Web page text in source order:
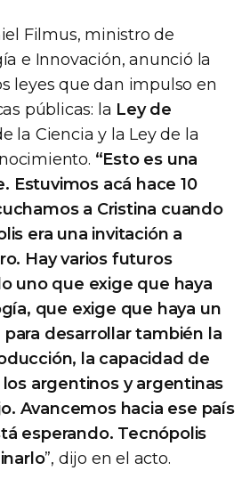
Filmus, ministro de
e Innovación, anunció la
leyes que dan impulso en
públicas: la Ley de
la Ciencia y la Ley de la
“Esto es una
Estuvimos acá hace 10
a Cristina cuando
era una invitación a
Hay varios futuros
uno que exige que haya
que exige que haya un
para desarrollar también la
la capacidad de
argentinos y argentinas
Avancemos hacia ese país
esperando. Tecnópolis
”, dijo en el acto.